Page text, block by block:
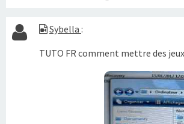
Sybella :
TUTO FR comment mettre des